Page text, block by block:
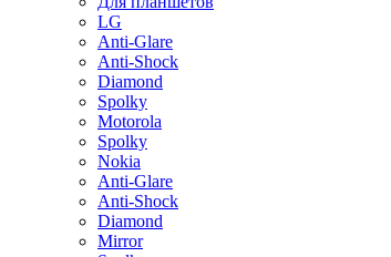
LG
Anti-Glare
Anti-Shock
Diamond
Spolky
Motorola
Spolky
Nokia
Anti-Glare
Anti-Shock
Diamond
Mirror